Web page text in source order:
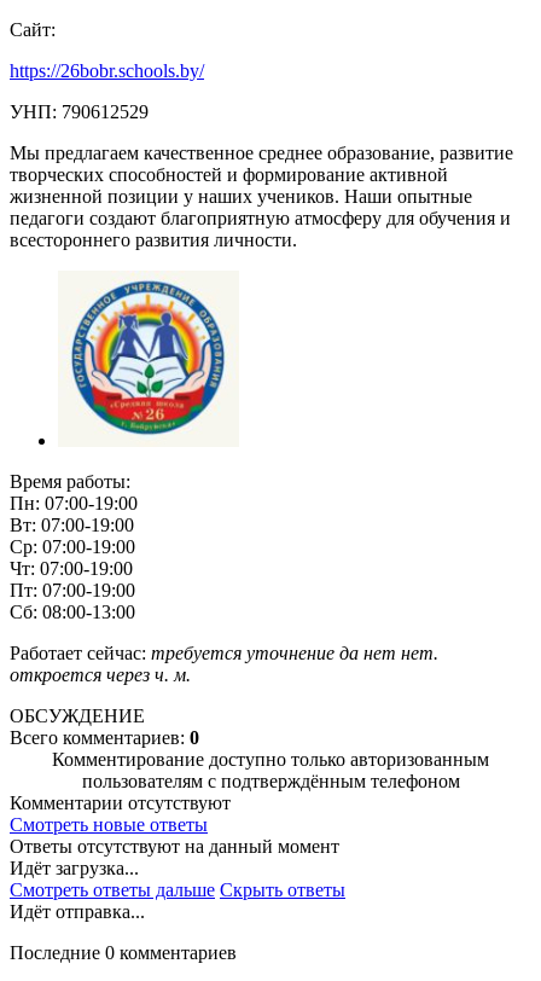
Сайт:
https://26bobr.schools.by/
УНП: 790612529
Мы предлагаем качественное среднее образование, развитие
творческих способностей и формирование активной
жизненной позиции у наших учеников. Наши опытные
педагоги создают благоприятную атмосферу для обучения и
всестороннего развития личности.
Время работы:
Пн: 07:00-19:00
Вт: 07:00-19:00
Ср: 07:00-19:00
Чт: 07:00-19:00
Пт: 07:00-19:00
Сб: 08:00-13:00
Работает сейчас: требуется уточнение да нет нет.
откроется через ч. м.
ОБСУЖДЕНИЕ
Всего комментариев: 0
Комментирование доступно только авторизованным
пользователям с подтверждённым телефоном
Комментарии отсутствуют
Смотреть новые ответы
Ответы отсутствуют на данный момент
Идёт загрузка...
Смотреть ответы дальше Скрыть ответы
Идёт отправка...
Последние 0 комментариев